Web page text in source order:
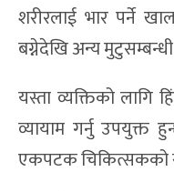
शरीरलाई भार पर्ने
बग्नेदेखि अन्य
यस्ता व्यक्तिको लागि
व्यायाम गर्नु उपयुक्त
एकपटक चिकित्सकको